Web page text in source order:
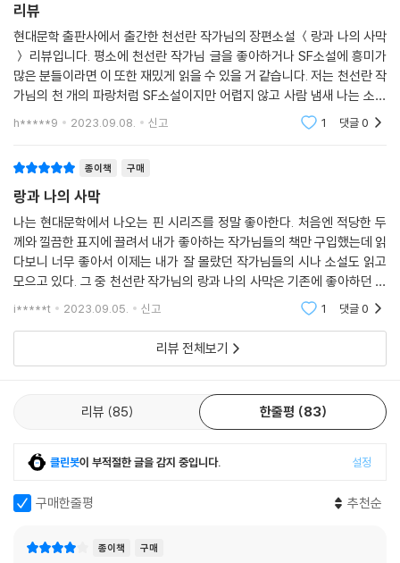
「현대문학 핀 시리즈」는 아티스트의 영혼이 깃든 표지 작업과 함께 하나의
특별한 예술작품으로 재구성된 독창적인 소설선, 즉 예술 선집이 되었다.
각 소설이 그 작품마다의 독특한 향기와 그윽한 예술적 매혹을 갖게 된 것
은 바로 소설과 예술, 이 두 세계의 만남이 이루어낸 영혼의 조화로움 때문
일 것이다.
이연미
국민대 미술대학 회화과 및 동 대학원 회화과를 졸업했다. 도쿄갤러리 개
인전을 시작으로 갤러리 현대, 서울시립미술관, 상하이미술관 등 국내외
에서 개인전과 단체전에 참가했다. 자신만의 정원을 구축하고, 현실과 판
타지 사이의 간극을 극대화시키며 거칠게 날이 선 나무와 신비롭고 낯선
형상의 동식물이 뒤섞인 서정적 조형세계를 구축하며 활발하게 활동하고
있다.
리뷰
현대문학 출판사에서 출간한 천선란 작가님의 장편소설 ＜랑과 나의 사막
＞ 리뷰입니다. 평소에 천선란 작가님 글을 좋아하거나 SF소설에 흥미가
많은 분들이라면 이 또한 재밌게 읽을 수 있을 거 같습니다. 저는 천선란 작
가님의 천 개의 파랑처럼 SF소설이지만 어렵지 않고 사람 냄새 나는 소설
을 좋아해서 이 소설 또한 너무 취향이었습니다. 랑과 숲, 자연들이 나오는
h*****9 2023.09.08. 신고 1 댓글0
종이책 구매
랑과 나의 사막
나는 현대문학에서 나오는 핀 시리즈를 정말 좋아한다. 처음엔 적당한 두
께와 낄끔한 표지에 끌려서 내가 좋아하는 작가님들의 책만 구입했는데 읽
다보니 너무 좋아서 이제는 내가 잘 몰랐던 작가님들의 시나 소설도 읽고
모으고 있다. 그 중 천선란 작가님의 랑과 나의 사막은 기존에 좋아하던 작
가님의 소설을 구매한 것! 원래 sf 문학을 즐겨 읽지 않던 나의 편견을 부
i*****t 2023.09.05. 신고 1 댓글0
리뷰 전체보기
리뷰 85 한줄평 83
클린봇이 부적절한 글을 감지 중입니다. 설정
구매한줄평 추천순
종이책 구매